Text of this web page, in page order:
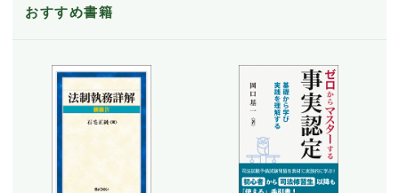
おすすめ書籍